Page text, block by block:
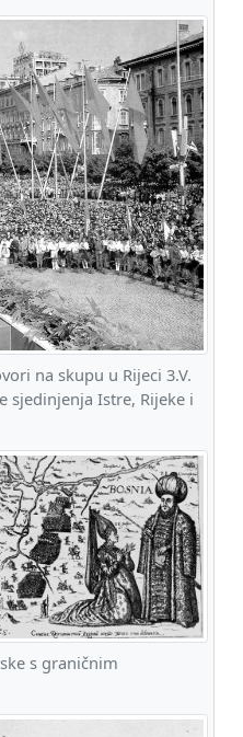
na skupu u Rijeci 3.V.
sjedinjenja Istre, Rijeke i
s graničnim